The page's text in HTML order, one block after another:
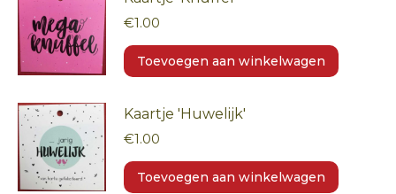
€1.00
Toevoegen aan winkelwagen
Kaartje 'Huwelijk'
€1.00
Toevoegen aan winkelwagen